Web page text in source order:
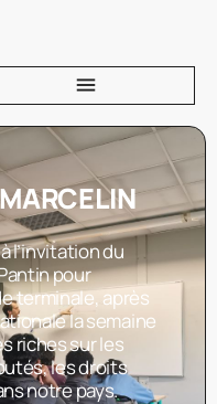
l’invitation du
pour
terminale, après
la semaine
riches sur les
les droits
notre pays.